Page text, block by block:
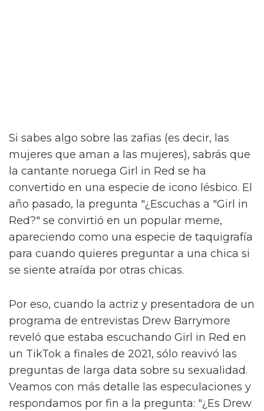
Si sabes algo sobre las zafias (es decir, las
mujeres que aman a las mujeres), sabrás que
la cantante noruega Girl in Red se ha
convertido en una especie de icono lésbico. El
año pasado, la pregunta "¿Escuchas a "Girl in
Red?" se convirtió en un popular meme,
apareciendo como una especie de taquigrafía
para cuando quieres preguntar a una chica si
se siente atraída por otras chicas.
Por eso, cuando la actriz y presentadora de un
programa de entrevistas Drew Barrymore
reveló que estaba escuchando Girl in Red en
un TikTok a finales de 2021, sólo reavivó las
preguntas de larga data sobre su sexualidad.
Veamos con más detalle las especulaciones y
respondamos por fin a la pregunta: "¿Es Drew